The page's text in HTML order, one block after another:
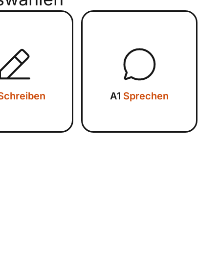
A1 Sprechen